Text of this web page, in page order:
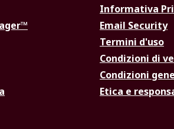
Informativa
Email Security
Termini d'uso
Condizioni di
Condizioni
Etica e